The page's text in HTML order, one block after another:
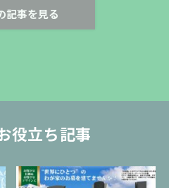
記事を見る
役立ち記事